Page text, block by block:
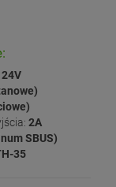
24V
2A
SBUS)
35